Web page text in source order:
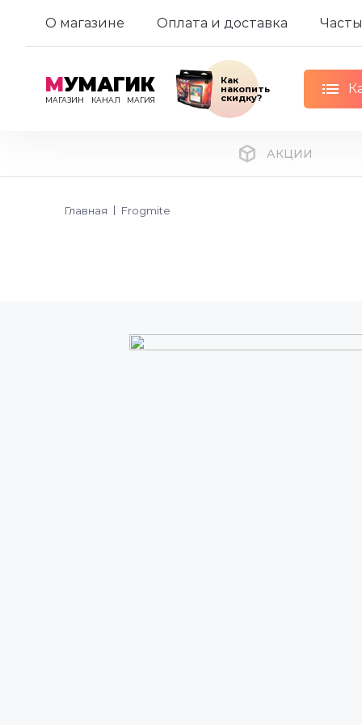
О магазине Оплата и доставка
МУМАГИК
МАГАЗИН КАНАЛ МАГИЯ
Как
накопить
скидку?
АКЦИИ
Главная Frogmite